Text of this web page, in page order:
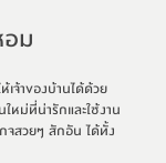
ม
เจ้าของบ้านได้ด้วย
หม่ที่น่ารักและใช้งาน
จสวยๆ สักอัน ได้ทั้ง